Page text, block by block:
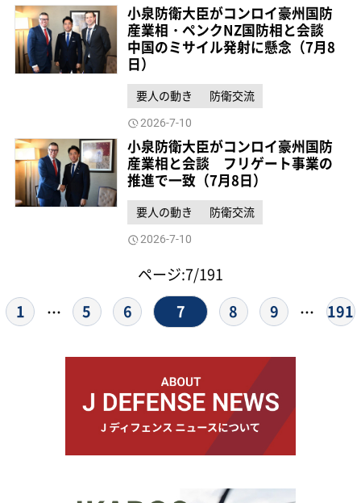
小泉防衛大臣がコンロイ豪州国防
産業相・ペンクNZ国防相と会談
中国のミサイル発射に懸念（7月8
日）
要人の動き 防衛交流
2026-7-10
小泉防衛大臣がコンロイ豪州国防
産業相と会談 フリゲート事業の
推進で一致（7月8日）
要人の動き 防衛交流
2026-7-10
ページ:7/191
1
… 5 6 7 8 9 … 191